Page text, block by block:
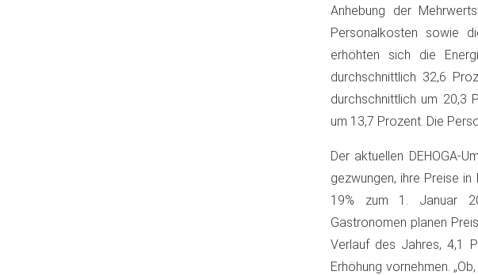
Anhebung der
Personalkosten sowie
erhöhten sich die
durchschnittlich 32,6
durchschnittlich um 20,3
um 13,7 Prozent. Die
Der aktuellen DEHOGA-
gezwungen, ihre Preise
19% zum 1. Januar
Gastronomen planen
Verlauf des Jahres, 4,1
Erhöhung vornehmen.